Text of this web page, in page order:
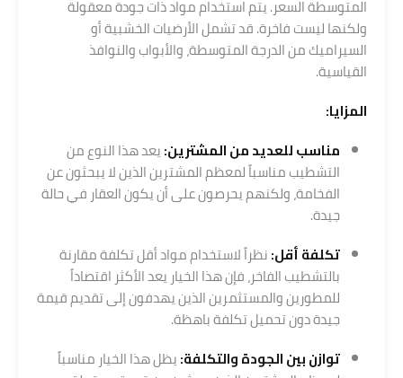
المتوسطة السعر. يتم استخدام مواد ذات جودة معقولة
ولكنها ليست فاخرة. قد تشمل الأرضيات الخشبية أو
السيراميك من الدرجة المتوسطة، والأبواب والنوافذ
القياسية.
المزايا:
مناسب للعديد من المشترين:يعد هذا النوع من
التشطيب مناسباً لمعظم المشترين الذين لا يبحثون عن
الفخامة، ولكنهم يحرصون على أن يكون العقار في حالة
جيدة.
تكلفة أقل:نظراً لاستخدام مواد أقل تكلفة مقارنة
بالتشطيب الفاخر، فإن هذا الخيار يعد الأكثر اقتصاداً
للمطورين والمستثمرين الذين يهدفون إلى تقديم قيمة
جيدة دون تحميل تكلفة باهظة.
توازن بين الجودة والتكلفة:يظل هذا الخيار مناسباً